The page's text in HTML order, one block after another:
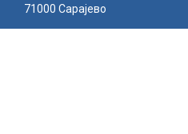
71000 Сарајево